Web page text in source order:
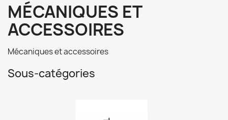
MÉCANIQUES ET
ACCESSOIRES
Mécaniques et accessoires
Sous-catégories